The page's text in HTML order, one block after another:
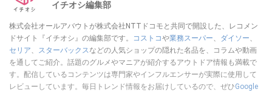
イチオシ編集部
株式会社オールアバウトが株式会社NTTドコモと共同で開設した、レコメン
ドサイト『イチオシ』の編集部です。
コストコや業務スーパー、 ダイソー、
セリア、 スターバックスなどの人気ショップの隠れた名品を、コラムや動画
を通してご紹介。話題のグルメやマニアが紹介するアウトドア情報も満載で
す。配信しているコンテンツは専門家やインフルエンサーが実際に使用して
レビューしています。毎日トレンド情報をお届けしているので、ぜひGoogle